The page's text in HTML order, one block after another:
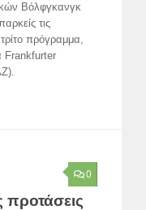
Βόλφγκανγκ
τις
πρόγραμμα,
Frankfurter
0
προτάσεις